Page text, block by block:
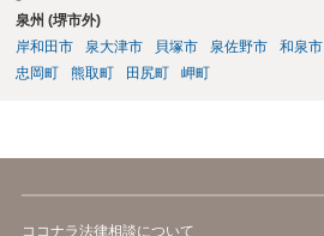
泉州 (堺市外)
岸和田市
泉大津市 貝塚市 泉佐野市 和泉市
忠岡町
熊取町 田尻町 岬町
ココナラ法律相談について